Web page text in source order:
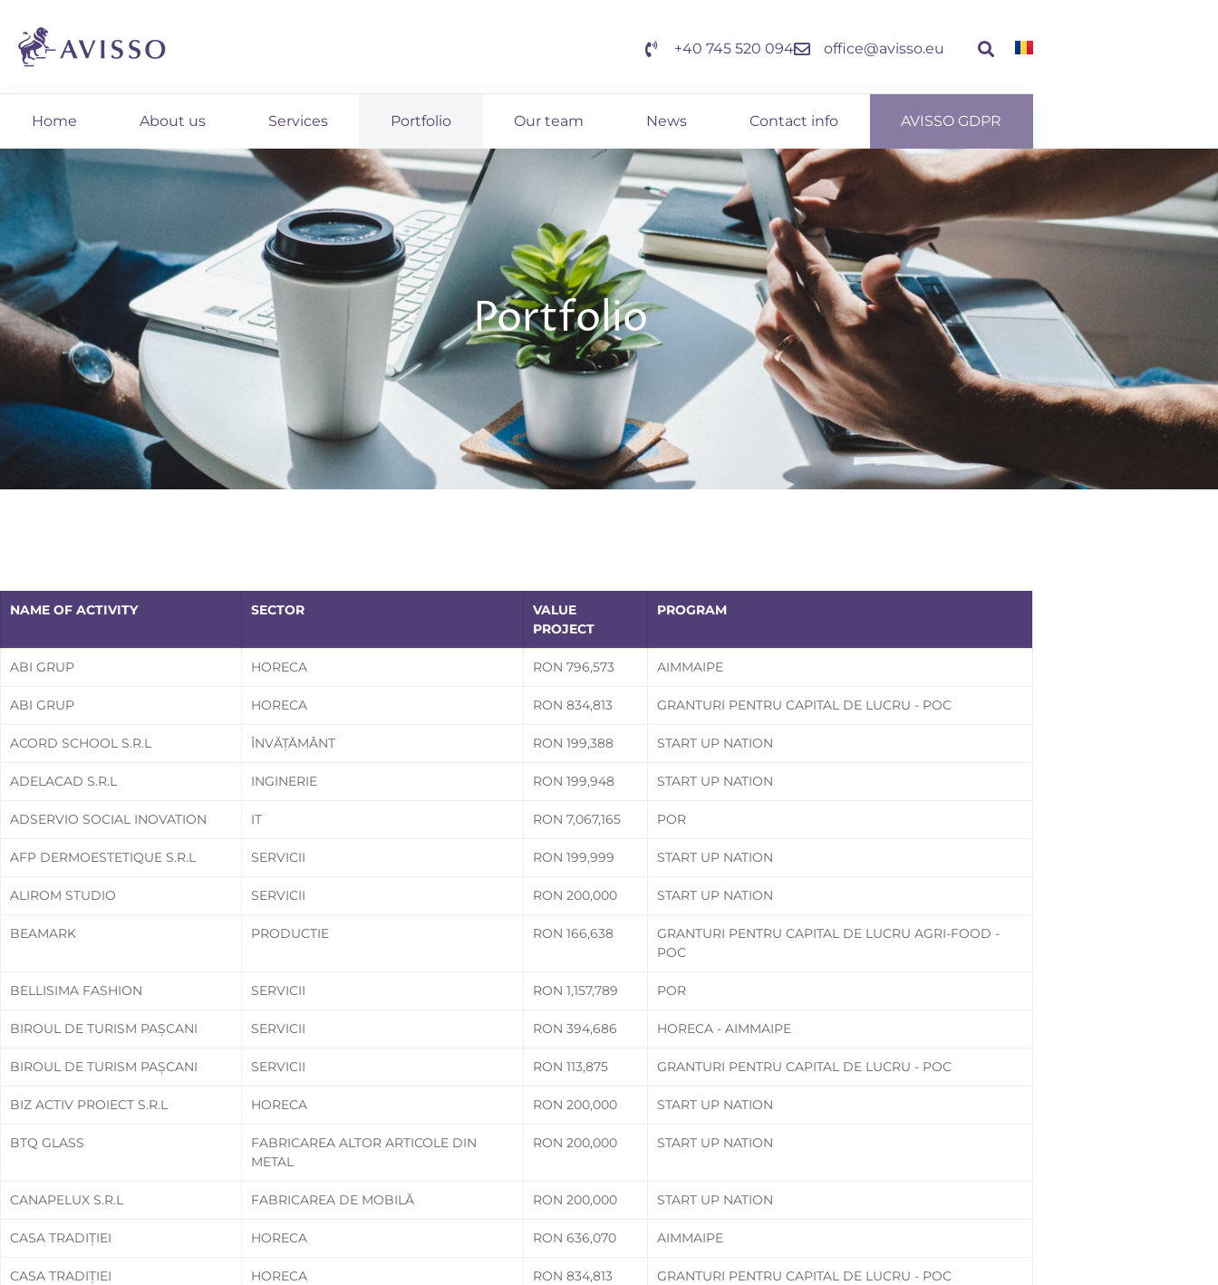
+40 745 520 094 office@avisso.eu
Home About us Services Portfolio Our team News Contact info AVISSO GDPR
Portfolio
NAME OF ACTIVITY SECTOR
VALUE
PROJECT
PROGRAM
ABI GRUP HORECA RON 796,573 AIMMAIPE
ABI GRUP HORECA RON 834,813 GRANTURI PENTRU CAPITAL DE LUCRU - POC
ACORD SCHOOL S.R.L ÎNVĂȚĂMÂNT RON 199,388 START UP NATION
ADELACAD S.R.L INGINERIE RON 199,948 START UP NATION
ADSERVIO SOCIAL INOVATION IT RON 7,067,165 POR
AFP DERMOESTETIQUE S.R.L SERVICII RON 199,999 START UP NATION
ALIROM STUDIO SERVICII RON 200,000 START UP NATION
BEAMARK PRODUCTIE RON 166,638
GRANTURI PENTRU CAPITAL DE LUCRU AGRI-FOOD -
POC
BELLISIMA FASHION SERVICII RON 1,157,789 POR
BIROUL DE TURISM PAȘCANI SERVICII RON 394,686 HORECA - AIMMAIPE
BIROUL DE TURISM PAȘCANI SERVICII RON 113,875 GRANTURI PENTRU CAPITAL DE LUCRU - POC
BIZ ACTIV PROIECT S.R.L HORECA RON 200,000 START UP NATION
BTQ GLASS
FABRICAREA ALTOR ARTICOLE DIN
METAL
RON 200,000 START UP NATION
CANAPELUX S.R.L FABRICAREA DE MOBILĂ RON 200,000 START UP NATION
CASA TRADIȚIEI HORECA RON 636,070 AIMMAIPE
CASA TRADIȚIEI HORECA RON 834,813 GRANTURI PENTRU CAPITAL DE LUCRU - POC